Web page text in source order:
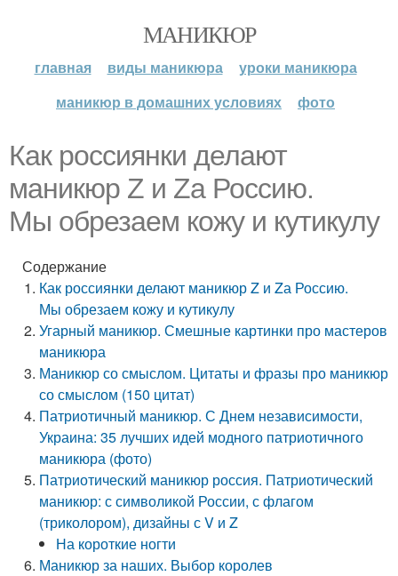
МАНИКЮР
главная виды маникюра
уроки маникюра
маникюр в домашних условиях
фото
Как россиянки делают
маникюр Z и Zа Россию.
Мы обрезаем кожу и кутикулу
Содержание
Как россиянки делают маникюр Z и Zа Россию.
Мы обрезаем кожу и кутикулу
Угарный маникюр. Смешные картинки про мастеров
маникюра
Маникюр со смыслом. Цитаты и фразы про маникюр
со смыслом (150 цитат)
Патриотичный маникюр. С Днем независимости,
Украина: 35 лучших идей модного патриотичного
маникюра (фото)
Патриотический маникюр россия. Патриотический
маникюр: с символикой России, с флагом
(триколором), дизайны с V и Z
На короткие ногти
Маникюр за наших. Выбор королев